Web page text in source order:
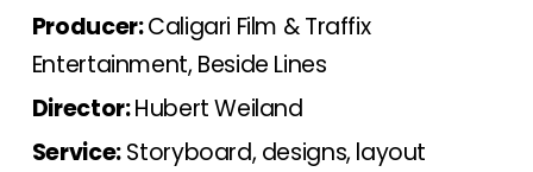
Producer:Caligari Film & Traffix
Entertainment, Beside Lines
Director:Hubert Weiland
Service:Storyboard, designs, layout